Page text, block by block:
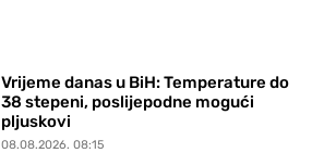
Vrijeme danas u BiH: Temperature do
38 stepeni, poslijepodne mogući
pljuskovi
08.08.2026. 08:15